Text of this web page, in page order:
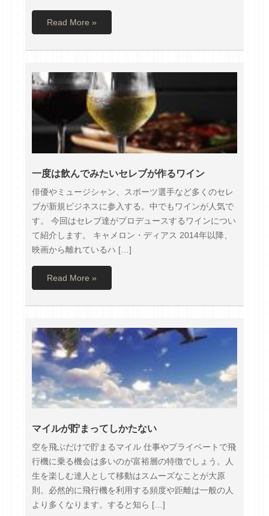
Read More »
一度は飲んでみたいセレブが作るワイン
俳優やミュージシャン、スポーツ選手など多くのセレ
ブが新規ビジネスに参入する。中でもワインが人気で
す。 今回はセレブ達がプロデュースするワインについ
て紹介します。 キャメロン・ディアス 2014年以降、
映画から離れているハ […]
Read More »
マイルが貯まってしかたない
空を飛ぶだけで貯まるマイル 仕事やプライベートで飛
行機に乗る機会は多いのが富裕層の特徴でしょう。人
生を楽しむ達人として移動はスムーズなことが大原
則。必然的に飛行機を利用する頻度や距離は一般の人
より多くなります。すると知ら […]